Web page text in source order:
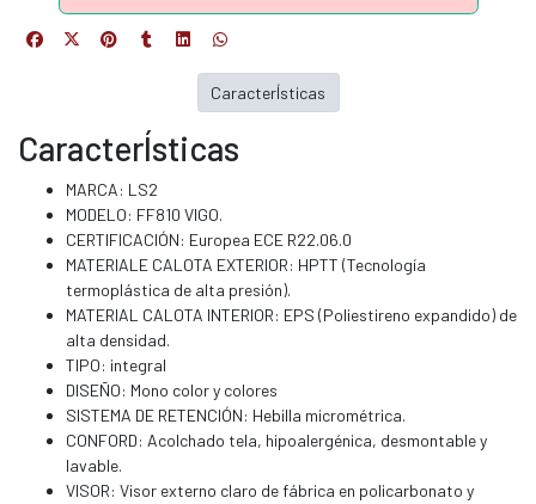
CaracterÍsticas
MARCA: LS2
MODELO: FF810 VIGO.
CERTIFICACIÓN: Europea ECE R22.06.0
MATERIALE CALOTA EXTERIOR: HPTT (Tecnología
termoplástica de alta presión).
MATERIAL CALOTA INTERIOR: EPS (Poliestireno expandido) de
alta densidad.
TIPO: integral
DISEÑO: Mono color y colores
SISTEMA DE RETENCIÓN: Hebilla micrométrica.
CONFORD: Acolchado tela, hipoalergénica, desmontable y
lavable.
VISOR: Visor externo claro de fábrica en policarbonato y
CaracterÍsticas